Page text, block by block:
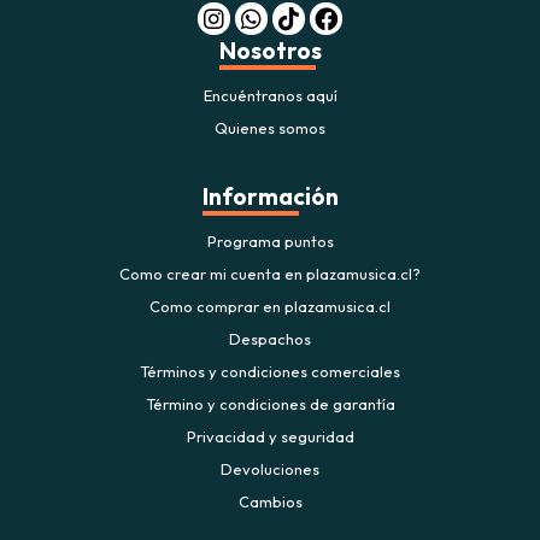
Nosotros
Encuéntranos aquí
Quienes somos
Información
Programa puntos
Como crear mi cuenta en plazamusica.cl?
Como comprar en plazamusica.cl
Despachos
Términos y condiciones comerciales
Término y condiciones de garantía
Privacidad y seguridad
Devoluciones
Cambios